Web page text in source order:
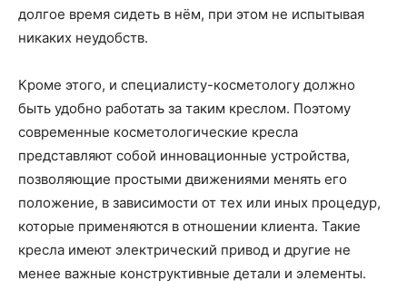
долгое время сидеть в нём, при этом не испытывая
никаких неудобств.
Кроме этого, и специалисту-косметологу должно
быть удобно работать за таким креслом. Поэтому
современные косметологические кресла
представляют собой инновационные устройства,
позволяющие простыми движениями менять его
положение, в зависимости от тех или иных процедур,
которые применяются в отношении клиента. Такие
кресла имеют электрический привод и другие не
менее важные конструктивные детали и элементы.